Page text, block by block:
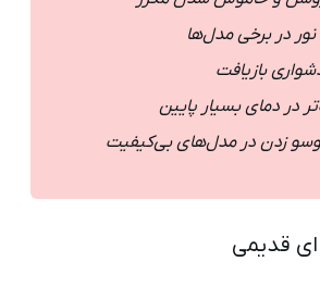
در برخی مدل‌ها
بازیافت
در دمای بسیار پایین
زدن در مدل‌های بی‌کیفیت
قدیمی